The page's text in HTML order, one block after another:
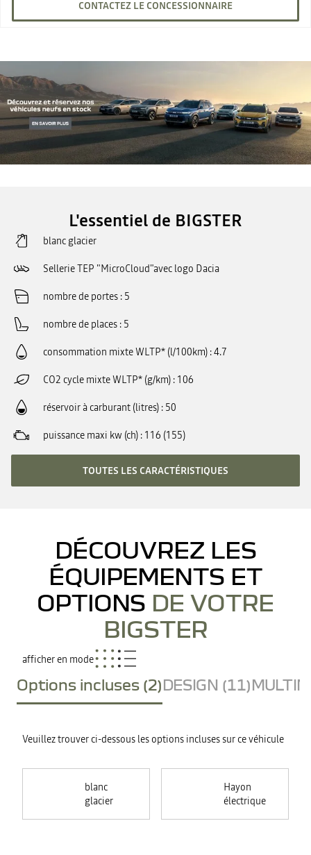
CONTACTEZ LE CONCESSIONNAIRE
L'essentiel de BIGSTER
blanc glacier
Sellerie TEP "MicroCloud"avec logo Dacia
nombre de portes 5
nombre de places 5
consommation mixte WLTP* (l/100km) 4.7
CO2 cycle mixte WLTP* (g/km) 106
réservoir à carburant (litres) 50
puissance maxi kw (ch) 116 (155)
TOUTES LES CARACTÉRISTIQUES
DÉCOUVREZ LES
ÉQUIPEMENTS ET
OPTIONS DE VOTRE
BIGSTER
afficher en mode
Options incluses (2)DESIGN (11)
Veuillez trouver ci-dessous les options incluses sur ce véhicule
blanc
glacier
Hayon
électrique